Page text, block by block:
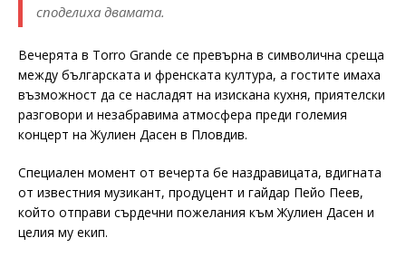
споделиха двамата.
Вечерята в Torro Grande се превърна в символична среща
между българската и френската култура, а гостите имаха
възможност да се насладят на изискана кухня, приятелски
разговори и незабравима атмосфера преди големия
концерт на Жулиен Дасен в Пловдив.
Специален момент от вечерта бе наздравицата, вдигната
от известния музикант, продуцент и гайдар Пейо Пеев,
който отправи сърдечни пожелания към Жулиен Дасен и
целия му екип.